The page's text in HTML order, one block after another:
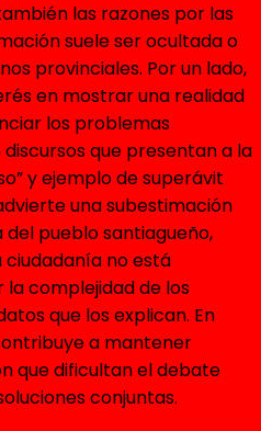
las razones por las
suele ser ocultada o
provinciales. Por un lado,
en mostrar una realidad
los problemas
que presentan a la
y ejemplo de superávit
una subestimación
pueblo santiagueño,
ciudadanía no está
complejidad de los
que los explican. En
a mantener
que dificultan el debate
conjuntas.